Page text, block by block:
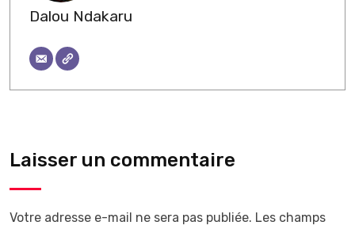
Dalou Ndakaru
Laisser un commentaire
Votre adresse e-mail ne sera pas publiée. Les champs